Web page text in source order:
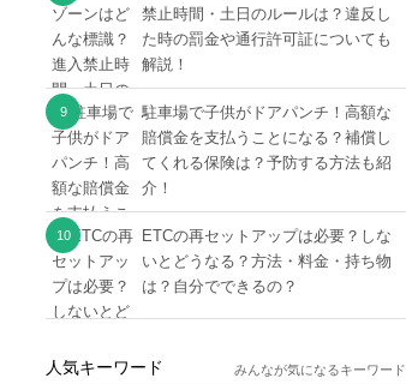
禁止時間・土日のルールは？違反し
た時の罰金や通行許可証についても
解説！
駐車場で子供がドアパンチ！高額な
賠償金を支払うことになる？補償し
てくれる保険は？予防する方法も紹
介！
ETCの再セットアップは必要？しな
いとどうなる？方法・料金・持ち物
は？自分でできるの？
人気キーワード みんなが気になるキーワード